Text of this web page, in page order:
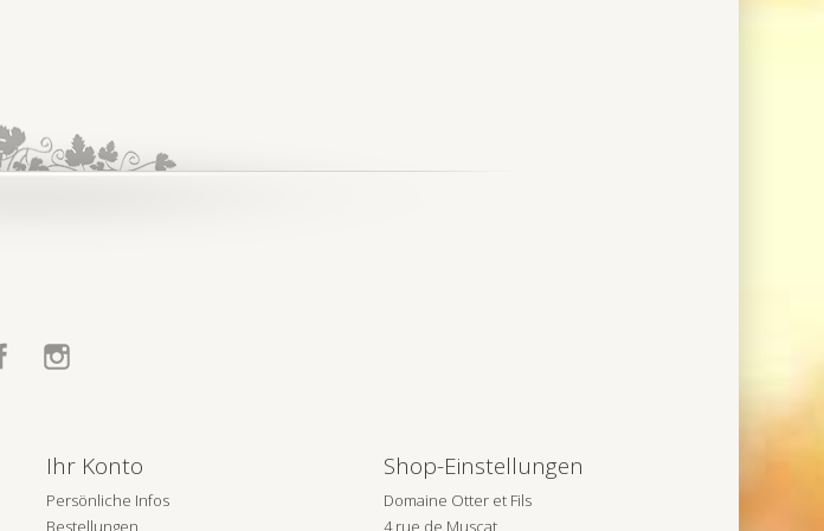
Facebook
Ihr Konto
Persönliche Infos
Bestellungen
Shop-Einstellungen
Domaine Otter et Fils
4 rue de Muscat